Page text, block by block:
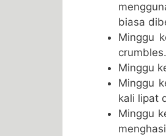
biasa
Minggu
crumbles.
Minggu
Minggu
kali lipat
Minggu